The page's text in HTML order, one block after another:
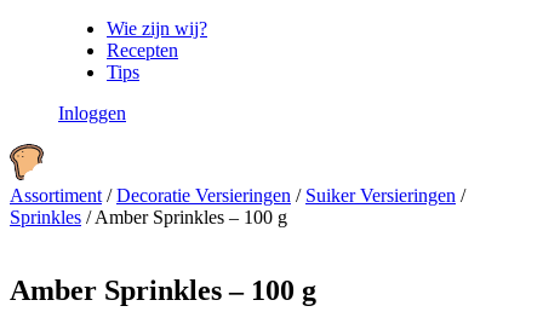
Wie zijn wij?
Recepten
Tips
Inloggen
Assortiment /Decoratie Versieringen / Suiker Versieringen /
Sprinkles /Amber Sprinkles – 100 g
Amber Sprinkles – 100 g